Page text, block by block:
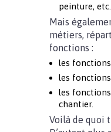
peinture,
Mais
métiers,
fonctions :
les
les fonctions
les
chantier.
Voilà de quoi